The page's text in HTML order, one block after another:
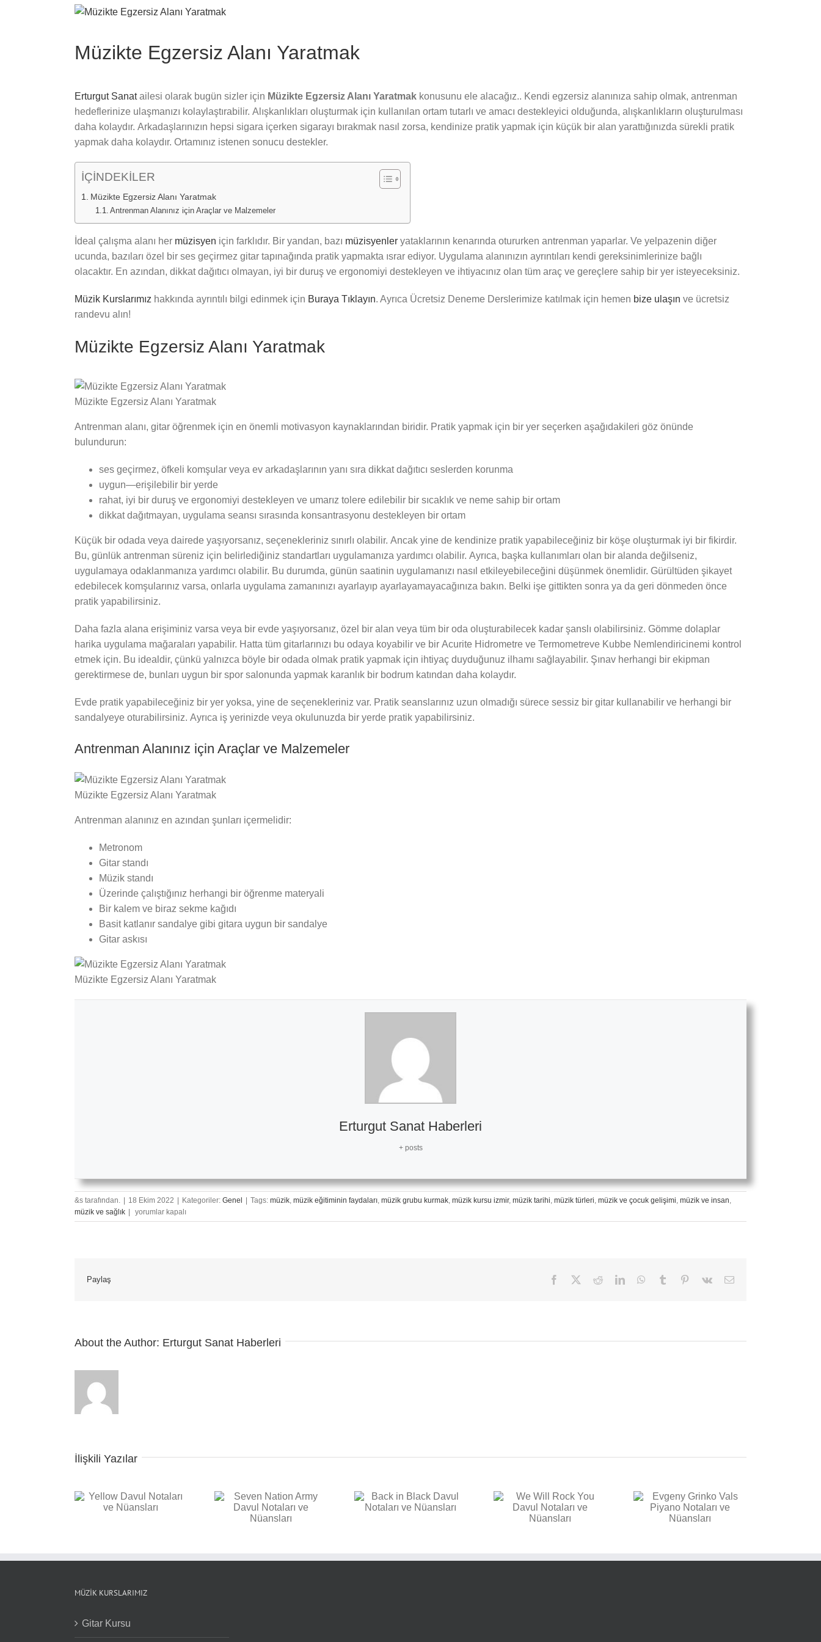
View
Müzikte Egzersiz Alanı Yaratmak
Erturgut Sanatailesi olarak bugün sizler için Müzikte Egzersiz Alanı Yaratmak konusunu ele alacağız.. Kendi egzersiz alanınıza sahip olmak, antrenman
hedeflerinize ulaşmanızı kolaylaştırabilir. Alışkanlıkları oluşturmak için kullanılan ortam tutarlı ve amacı destekleyici olduğunda, alışkanlıkların oluşturulması
daha kolaydır. Arkadaşlarınızın hepsi sigara içerken sigarayı bırakmak nasıl zorsa, kendinize pratik yapmak için küçük bir alan yarattığınızda sürekli pratik
yapmak daha kolaydır. Ortamınız istenen sonucu destekler.
İÇİNDEKİLER
Müzikte Egzersiz Alanı Yaratmak
Antrenman Alanınız için Araçlar ve Malzemeler
İdeal çalışma alanı her müzisyen için farklıdır. Bir yandan, bazı müzisyenler yataklarının kenarında otururken antrenman yaparlar. Ve yelpazenin diğer
ucunda, bazıları özel bir ses geçirmez gitar tapınağında pratik yapmakta ısrar ediyor. Uygulama alanınızın ayrıntıları kendi gereksinimlerinize bağlı
olacaktır. En azından, dikkat dağıtıcı olmayan, iyi bir duruş ve ergonomiyi destekleyen ve ihtiyacınız olan tüm araç ve gereçlere sahip bir yer isteyeceksiniz.
Müzik Kurslarımız hakkında ayrıntılı bilgi edinmek için Buraya Tıklayın. Ayrıca Ücretsiz Deneme Derslerimize katılmak için hemen bize ulaşın ve ücretsiz
randevu alın!
Müzikte Egzersiz Alanı Yaratmak
Müzikte Egzersiz Alanı Yaratmak
Antrenman alanı, gitar öğrenmek için en önemli motivasyon kaynaklarından biridir. Pratik yapmak için bir yer seçerken aşağıdakileri göz önünde
bulundurun:
ses geçirmez, öfkeli komşular veya ev arkadaşlarının yanı sıra dikkat dağıtıcı seslerden korunma
uygun—erişilebilir bir yerde
rahat, iyi bir duruş ve ergonomiyi destekleyen ve umarız tolere edilebilir bir sıcaklık ve neme sahip bir ortam
dikkat dağıtmayan, uygulama seansı sırasında konsantrasyonu destekleyen bir ortam
Küçük bir odada veya dairede yaşıyorsanız, seçenekleriniz sınırlı olabilir. Ancak yine de kendinize pratik yapabileceğiniz bir köşe oluşturmak iyi bir fikirdir.
Bu, günlük antrenman süreniz için belirlediğiniz standartları uygulamanıza yardımcı olabilir. Ayrıca, başka kullanımları olan bir alanda değilseniz,
uygulamaya odaklanmanıza yardımcı olabilir. Bu durumda, günün saatinin uygulamanızı nasıl etkileyebileceğini düşünmek önemlidir. Gürültüden şikayet
edebilecek komşularınız varsa, onlarla uygulama zamanınızı ayarlayıp ayarlayamayacağınıza bakın. Belki işe gittikten sonra ya da geri dönmeden önce
pratik yapabilirsiniz.
Daha fazla alana erişiminiz varsa veya bir evde yaşıyorsanız, özel bir alan veya tüm bir oda oluşturabilecek kadar şanslı olabilirsiniz. Gömme dolaplar
harika uygulama mağaraları yapabilir. Hatta tüm gitarlarınızı bu odaya koyabilir ve bir Acurite Hidrometre ve Termometreve Kubbe Nemlendiricinemi kontrol
etmek için. Bu idealdir, çünkü yalnızca böyle bir odada olmak pratik yapmak için ihtiyaç duyduğunuz ilhamı sağlayabilir. Şınav herhangi bir ekipman
gerektirmese de, bunları uygun bir spor salonunda yapmak karanlık bir bodrum katından daha kolaydır.
Evde pratik yapabileceğiniz bir yer yoksa, yine de seçenekleriniz var. Pratik seanslarınız uzun olmadığı sürece sessiz bir gitar kullanabilir ve herhangi bir
sandalyeye oturabilirsiniz. Ayrıca iş yerinizde veya okulunuzda bir yerde pratik yapabilirsiniz.
Antrenman Alanınız için Araçlar ve Malzemeler
Müzikte Egzersiz Alanı Yaratmak
Antrenman alanınız en azından şunları içermelidir:
Metronom
Gitar standı
Müzik standı
Üzerinde çalıştığınız herhangi bir öğrenme materyali
Bir kalem ve biraz sekme kağıdı
Basit katlanır sandalye gibi gitara uygun bir sandalye
Gitar askısı
Müzikte Egzersiz Alanı Yaratmak
Erturgut Sanat Haberleri
+ posts
&s tarafından. 18 Ekim 2022 Kategoriler: Genel Tags: müzik, müzik eğitiminin faydaları, müzik grubu kurmak, müzik kursu izmir, müzik tarihi, müzik türleri, müzik ve çocuk gelişimi, müzik ve insan,
müzik ve sağlık
Müzikte
Egzersiz
yorumlar kapalı
Paylaş Facebook RedditLinkedInWhatsApp
Tumblr Pinterest
Vk
E-
About the Author: Erturgut Sanat Haberleri
İlişkili Yazılar
Seven Nation Army
Back in Black Davul
Notaları ve Nüansları
Evgeny Grinko Vals
Piyano Notaları ve
MÜZIK KURSLARIMIZ
Gitar Kursu